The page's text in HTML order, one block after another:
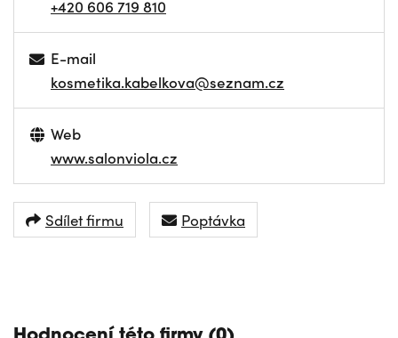
+420 606 719 810
E-mail
kosmetika.kabelkova@seznam.cz
Web
www.salonviola.cz
Sdílet firmu Poptávka